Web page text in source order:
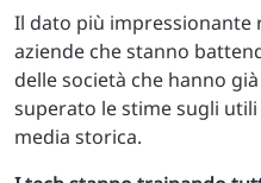
Il dato più impressionante
aziende che stanno
delle società che hanno
superato le stime sugli
media storica.